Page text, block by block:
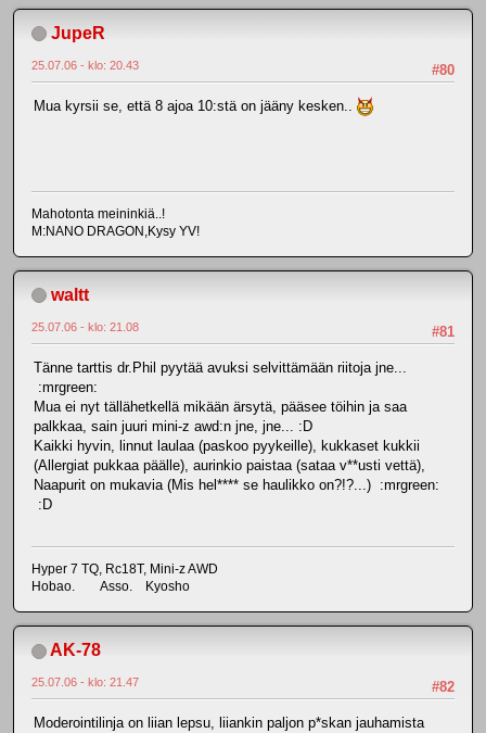
JupeR
#80
25.07.06 - klo: 20.43
Mua kyrsii se, että 8 ajoa 10:stä on jääny kesken..
Mahotonta meininkiä..!
M:NANO DRAGON,Kysy YV!
waltt
#81
25.07.06 - klo: 21.08
Tänne tarttis dr.Phil pyytää avuksi selvittämään riitoja jne...
:mrgreen:
Mua ei nyt tällähetkellä mikään ärsytä, pääsee töihin ja saa
palkkaa, sain juuri mini-z awd:n jne, jne... :D
Kaikki hyvin, linnut laulaa (paskoo pyykeille), kukkaset kukkii
(Allergiat pukkaa päälle), aurinkio paistaa (sataa v**usti vettä),
Naapurit on mukavia (Mis hel**** se haulikko on?!?...) :mrgreen:
:D
Hyper 7 TQ, Rc18T, Mini-z AWD
Hobao. Asso. Kyosho
AK-78
#82
25.07.06 - klo: 21.47
Moderointilinja on liian lepsu, liiankin paljon p*skan jauhamista